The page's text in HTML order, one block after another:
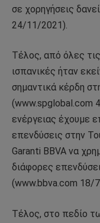
σε χορηγήσεις
24/11/2021).
Τέλος, από όλες
ισπανικές ήταν
σημαντικά κέρδη
(www.spglobal.com
ενέργειας έχουμε
επενδύσεις στην
Garanti BBVA να
διάφορες
(www.bbva.com 18/
Τέλος, στο πεδίο